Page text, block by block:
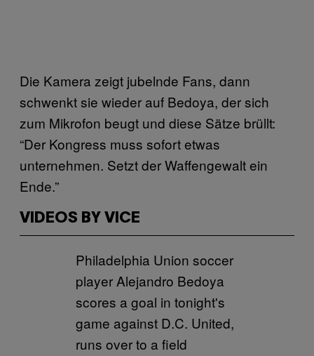
Die Kamera zeigt jubelnde Fans, dann
schwenkt sie wieder auf Bedoya, der sich
zum Mikrofon beugt und diese Sätze brüllt:
“Der Kongress muss sofort etwas
unternehmen. Setzt der Waffengewalt ein
Ende.”
VIDEOS BY VICE
Philadelphia Union soccer
player Alejandro Bedoya
scores a goal in tonight's
game against D.C. United,
runs over to a field